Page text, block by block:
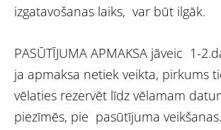
izgatavošanas laiks, var būt ilgāk.
PASŪTĪJUMA APMAKSA jāveic 1-
ja apmaksa netiek veikta, pirkums
vēlaties rezervēt līdz vēlamam
piezīmēs, pie pasūtījuma veikšanas.